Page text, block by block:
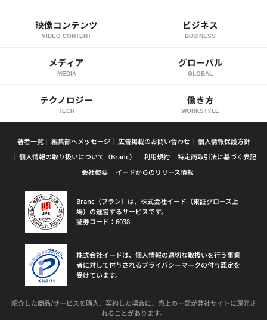
映像コンテンツ
VIDEO CONTENT
ビジネス
BUSINESS
メディア
MEDIA
グローバル
GLOBAL
テクノロジー
TECH
働き方
WORKSTYLE
著者一覧 編集部へメッセージ 広告掲載のお問い合わせ
個人情報保護方針
個人情報の取り扱いについて（Branc）
利用規約
特定商取引法に基づく表記
会社概要
イードからのリリース情報
Branc（ブラン）は、株式会社イード（東証グロース上
場）の運営するサービスです。
証券コード：6038
株式会社イードは、個人情報の適切な取扱いを行う事業
者に対して付与されるプライバシーマークの付与認定を
受けています。
紹介した商品/サービスを購入、契約した場合に、売上の一部が弊社サイトに還元さ
れることがあります。